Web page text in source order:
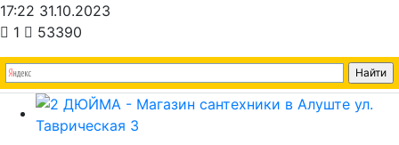
17:22 31.10.2023
1
53390